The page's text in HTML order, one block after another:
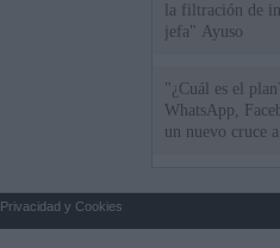
la filtración de
jefa" Ayuso
"¿Cuál es el
WhatsApp,
un nuevo cruce
Privacidad y Cookies